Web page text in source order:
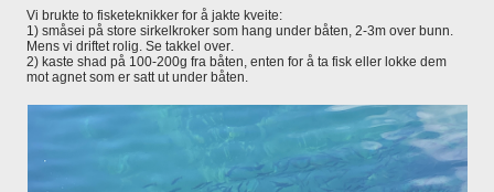
Vi brukte to fisketeknikker for å jakte kveite:
1) småsei på store sirkelkroker som hang under båten, 2-3m over bunn.
Mens vi driftet rolig. Se takkel over.
2) kaste shad på 100-200g fra båten, enten for å ta fisk eller lokke dem
mot agnet som er satt ut under båten.